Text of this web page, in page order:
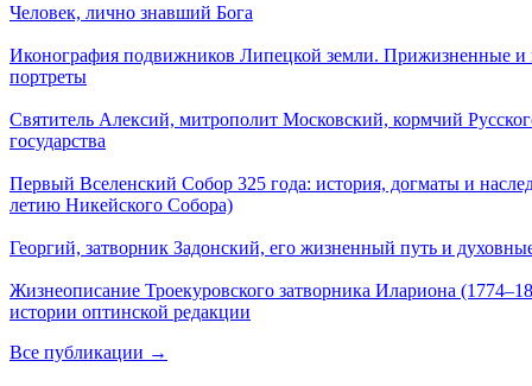
Человек, лично знавший Бога
Иконография подвижников Липецкой земли. Прижизненные и
портреты
Святитель Алексий, митрополит Московский, кормчий
государства
Первый Вселенский Собор 325 года: история, догматы и
летию Никейского Собора)
Георгий, затворник Задонский, его жизненный путь и
Жизнеописание Троекуровского затворника Илариона
истории оптинской редакции
Все публикации →